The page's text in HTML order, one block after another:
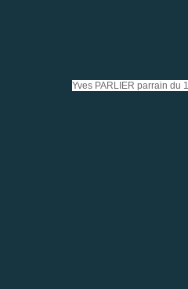
Yves PARLIER parrain du